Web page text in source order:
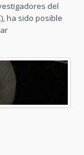
del
ha sido posible